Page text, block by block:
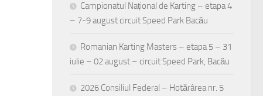
Campionatul Național de Karting – etapa 4
– 7-9 august circuit Speed Park Bacău
Romanian Karting Masters – etapa 5 – 31
iulie – 02 august – circuit Speed Park, Bacău
2026 Consiliul Federal – Hotărârea nr. 5